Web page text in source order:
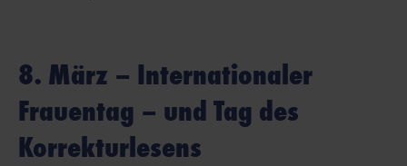
8. März – Internationaler
Frauentag – und Tag des
Korrekturlesens